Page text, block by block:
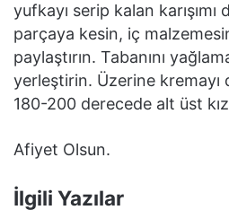
yufkayı serip kalan
parçaya kesin, iç
paylaştırın. Tabanını
yerleştirin. Üzerine kremayı
180-200 derecede alt üst
Afiyet Olsun.
İlgili Yazılar